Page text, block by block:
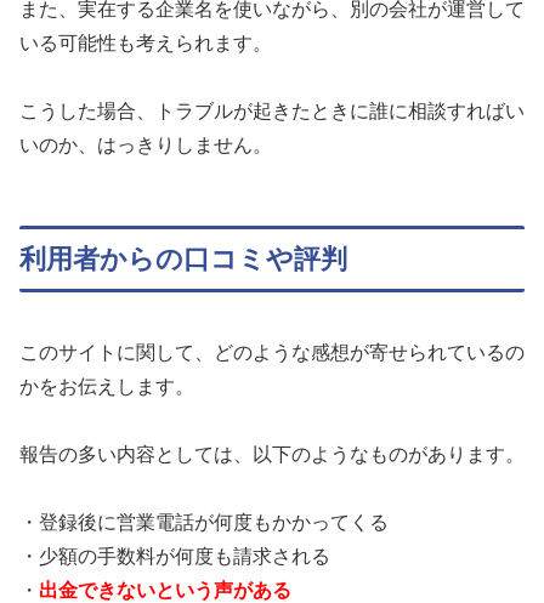
また、実在する企業名を使いながら、別の会社が運営して
いる可能性も考えられます。
こうした場合、トラブルが起きたときに誰に相談すればい
いのか、はっきりしません。
利用者からの口コミや評判
このサイトに関して、どのような感想が寄せられているの
かをお伝えします。
報告の多い内容としては、以下のようなものがあります。
・登録後に営業電話が何度もかかってくる
・少額の手数料が何度も請求される
・ 出金できないという声がある